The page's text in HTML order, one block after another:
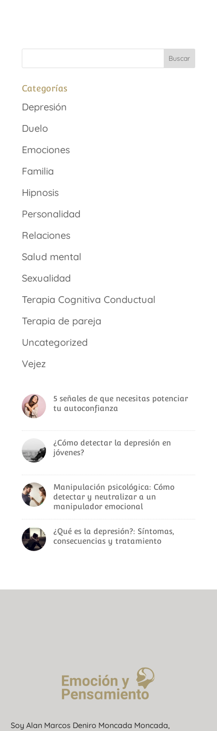
Categorías
Depresión
Duelo
Emociones
Familia
Hipnosis
Personalidad
Relaciones
Salud mental
Sexualidad
Terapia Cognitiva Conductual
Terapia de pareja
Uncategorized
Vejez
5 señales de que necesitas potenciar
tu autoconfianza
¿Cómo detectar la depresión en
jóvenes?
Manipulación psicológica: Cómo
detectar y neutralizar a un
manipulador emocional
¿Qué es la depresión?: Síntomas,
consecuencias y tratamiento
Soy Alan Marcos Deniro Moncada Moncada,